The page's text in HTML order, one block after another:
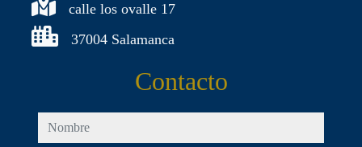
calle los ovalle 17
37004 Salamanca
Contacto
nombre